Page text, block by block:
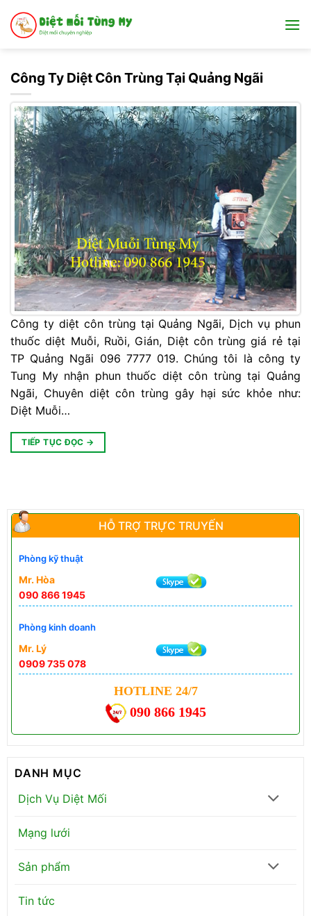
qua
HỖ TRỢ TRỰC TRUYẾN
Phòng kỹ thuật
Mr. Hòa
090 866 1945
Phòng kinh doanh
Mr. Lý
0909 735 078
HOTLINE 24/7
090 866 1945
DANH MỤC
Dịch Vụ Diệt Mối
Mạng lưới
Sản phẩm
Tin tức
Công Ty Diệt Côn Trùng Tại Quảng Ngãi
Công ty diệt côn trùng tại Quảng Ngãi, Dịch vụ phun
thuốc diệt Muỗi, Ruồi, Gián, Diệt côn trùng giá rẻ tại
TP Quảng Ngãi 096 7777 019. Chúng tôi là công ty
Tung My nhận phun thuốc diệt côn trùng tại Quảng
Ngãi, Chuyên diệt côn trùng gây hại sức khỏe như:
Diệt Muỗi…
TIẾP TỤC ĐỌC →